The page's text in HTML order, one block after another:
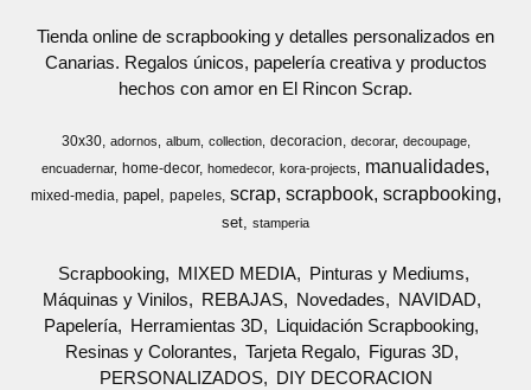
Tienda online de scrapbooking y detalles personalizados en
Canarias. Regalos únicos, papelería creativa y productos
hechos con amor en El Rincon Scrap.
30x30 adornos album collection decoracion decorar
decoupage
encuadernar
home-decor homedecor kora-projects manualidades
mixed-media papel papeles scrap scrapbook scrapbooking
set stamperia
Scrapbooking MIXED MEDIA
Pinturas y Mediums
Máquinas y Vinilos
REBAJAS Novedades
NAVIDAD
Papelería
Herramientas 3D
Liquidación Scrapbooking
Resinas y Colorantes
Tarjeta Regalo
Figuras 3D
PERSONALIZADOS
DIY DECORACION